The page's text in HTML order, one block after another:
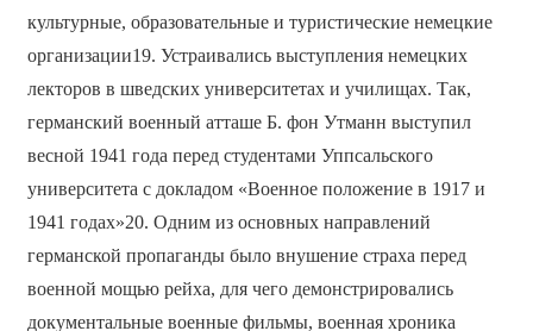
культурные, образовательные и туристические немецкие
организации19. Устраивались выступления немецких
лекторов в шведских университетах и училищах. Так,
германский военный атташе Б. фон Утманн выступил
весной 1941 года перед студентами Уппсальского
университета с докладом «Военное положение в 1917 и
1941 годах»20. Одним из основных направлений
германской пропаганды было внушение страха перед
военной мощью рейха, для чего демонстрировались
документальные военные фильмы, военная хроника